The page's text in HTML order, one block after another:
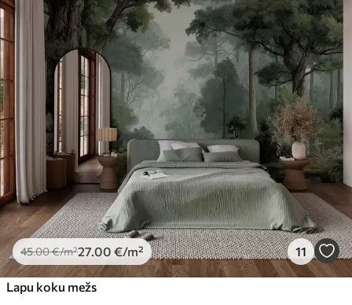
45.00€/m²27 .00 €/m² 11
Lapu koku mežs